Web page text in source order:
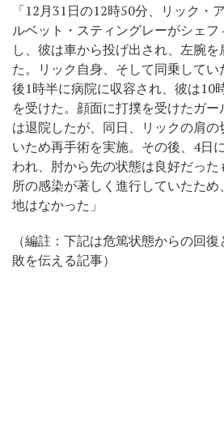
「12月31日の12時50分、リック・
ルベット・スティングレーがシェフ
し、彼は車から投げ出され、左腕
た。リック自身、そして同乗して
後1時半に病院に収容され、彼は10
を受けた。顔面に打撲を受けたガ
は退院したが、同日、リックの肩
いため再手術を実施。その後、4日
われ、肘から先の状態は良好だっ
所の感染が著しく進行していたた
地はなかった」
（編註：下記は危篤状態からの回
敗を伝える記事）